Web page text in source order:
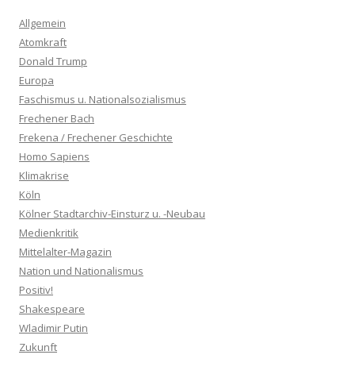
Allgemein
Atomkraft
Donald Trump
Europa
Faschismus u. Nationalsozialismus
Frechener Bach
Frekena / Frechener Geschichte
Homo Sapiens
Klimakrise
Köln
Kölner Stadtarchiv-Einsturz u. -Neubau
Medienkritik
Mittelalter-Magazin
Nation und Nationalismus
Positiv!
Shakespeare
Wladimir Putin
Zukunft